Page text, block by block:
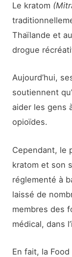
Le kratom
Thaïlande et
drogue
Aujourd’hui,
soutiennent
aider les gens
opioïdes.
Cependant, le
kratom et son
réglementé à
laissé de
membres des
médical, dans
En fait, la